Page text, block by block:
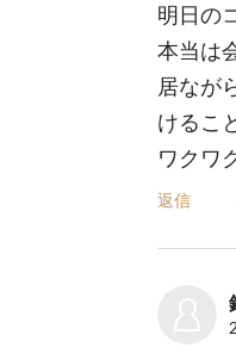
明日の
本当は
居なが
けるこ
ワクワ
返信